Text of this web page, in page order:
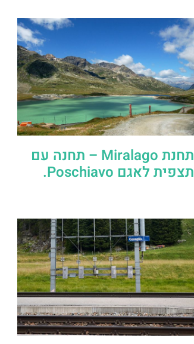
תחנת Miralago – תחנה עם
תצפית לאגם Poschiavo.